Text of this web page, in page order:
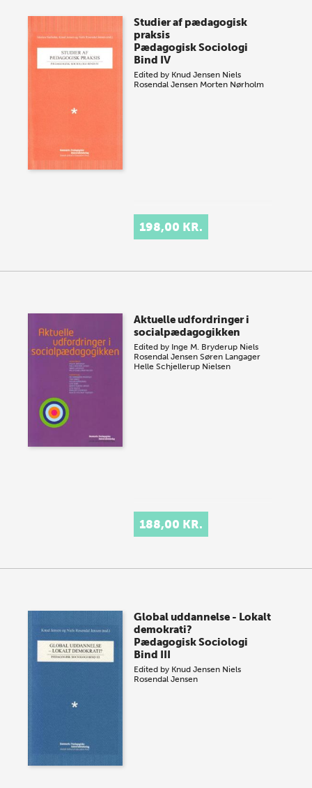
Studier af pædagogisk
praksis
Pædagogisk Sociologi
Bind IV
Edited by Knud Jensen Niels
Rosendal Jensen Morten Nørholm
198,00 KR.
Aktuelle udfordringer i
socialpædagogikken
Edited by Inge M. Bryderup Niels
Rosendal Jensen Søren Langager
Helle Schjellerup Nielsen
188,00 KR.
Global uddannelse - Lokalt
demokrati?
Pædagogisk Sociologi
Bind III
Edited by Knud Jensen Niels
Rosendal Jensen